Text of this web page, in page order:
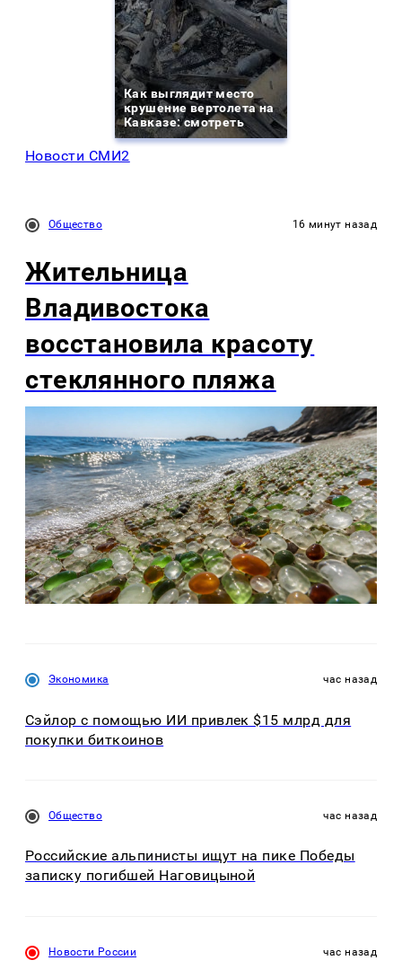
Как выглядит место
крушение вертолета на
Кавказе: смотреть
Новости СМИ2
Общество 16 минут назад
Жительница
Владивостока
восстановила красоту
стеклянного пляжа
Экономика час назад
Сэйлор с помощью ИИ привлек $15 млрд для
покупки биткоинов
Общество час назад
Российские альпинисты ищут на пике Победы
записку погибшей Наговицыной
Новости России час назад